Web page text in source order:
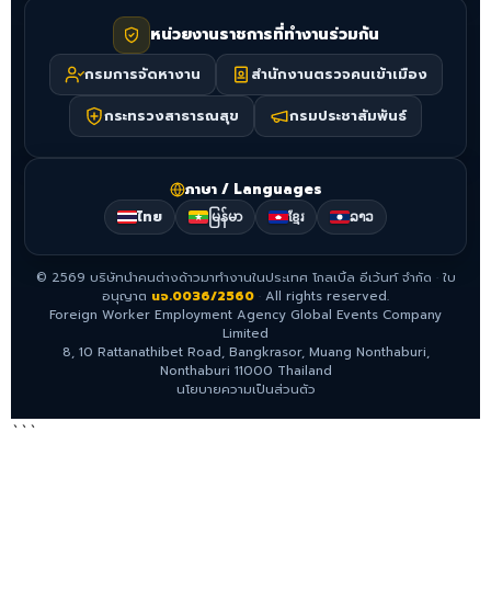
หน่วยงานราชการที่ทำงานร่วมกัน
กรมการจัดหางาน
สำนักงานตรวจคนเข้าเมือง
กระทรวงสาธารณสุข
กรมประชาสัมพันธ์
ภาษา / Languages
ไทย မြန်မာ ខ្មែរ ລາວ
© 2569 บริษัทนำคนต่างด้าวมาทำงานในประเทศ โกลเบิ้ล อีเว้นท์ จำกัด ·ใบ
อนุญาต นจ.0036/2560 · All rights reserved.
Foreign Worker Employment Agency Global Events Company
Limited
8, 10 Rattanathibet Road, Bangkrasor, Muang Nonthaburi,
Nonthaburi 11000 Thailand
นโยบายความเป็นส่วนตัว
```